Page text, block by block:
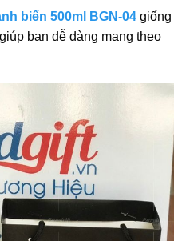
biển 500ml BGN-04giống
bạn dễ dàng mang theo